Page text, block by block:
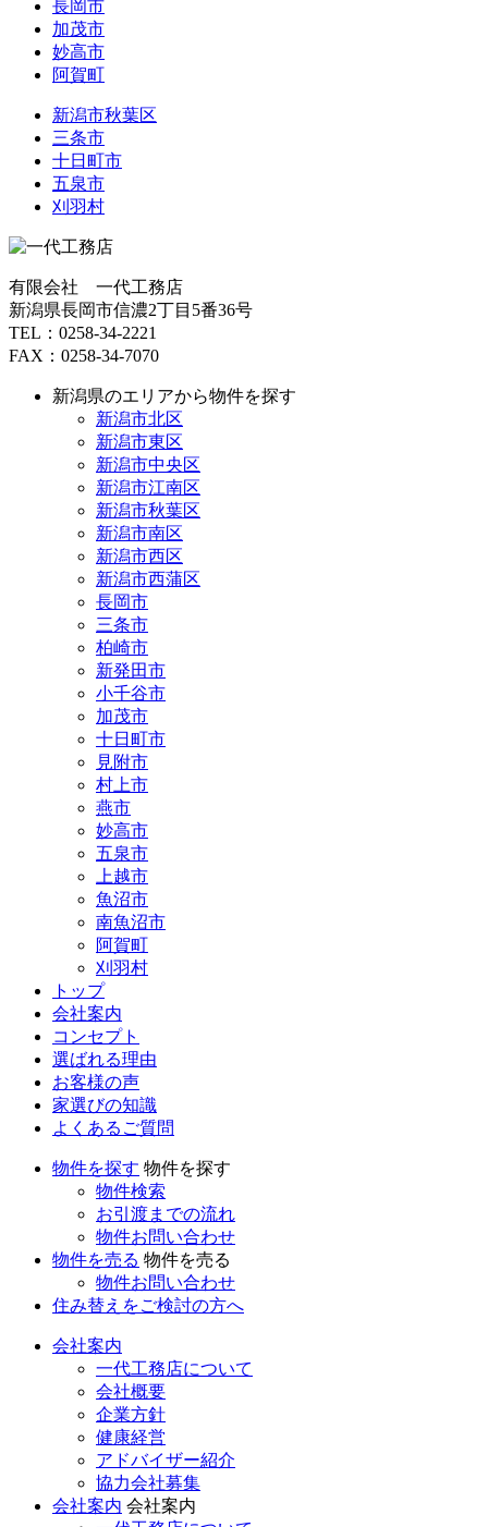
長岡市
加茂市
妙高市
阿賀町
新潟市秋葉区
三条市
十日町市
五泉市
刈羽村
有限会社 一代工務店
新潟県長岡市信濃2丁目5番36号
TEL：0258-34-2221
FAX：0258-34-7070
新潟県のエリアから物件を探す
新潟市北区
新潟市東区
新潟市中央区
新潟市江南区
新潟市秋葉区
新潟市南区
新潟市西区
新潟市西蒲区
長岡市
三条市
柏崎市
新発田市
小千谷市
加茂市
十日町市
見附市
村上市
燕市
妙高市
五泉市
上越市
魚沼市
南魚沼市
阿賀町
刈羽村
トップ
会社案内
コンセプト
選ばれる理由
お客様の声
家選びの知識
よくあるご質問
物件を探す 物件を探す
物件検索
お引渡までの流れ
物件お問い合わせ
物件を売る 物件を売る
物件お問い合わせ
住み替えをご検討の方へ
会社案内
一代工務店について
会社概要
企業方針
健康経営
アドバイザー紹介
協力会社募集
会社案内 会社案内